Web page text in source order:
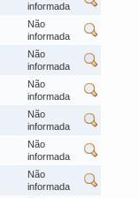
informada
Não
informada
Não
informada
Não
informada
Não
informada
Não
informada
Não
informada